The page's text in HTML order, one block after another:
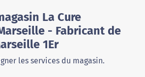
La Cure
- Fabricant de
1Er
les services du magasin.